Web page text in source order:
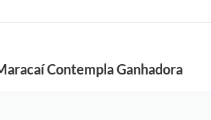
Contempla Ganhadora